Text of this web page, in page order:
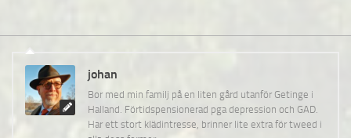
johan
Bor med min familj på en liten gård utanför Getinge i
Halland. Förtidspensionerad pga depression och GAD.
Har ett stort klädintresse, brinner lite extra för tweed i